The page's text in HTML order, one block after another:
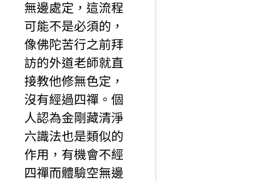
無邊處定，這流程
可能不是必須的，
像佛陀苦行之前拜
訪的外道老師就直
接教他修無色定，
沒有經過四禪。個
人認為金剛藏清淨
六識法也是類似的
作用，有機會不經
四禪而體驗空無邊